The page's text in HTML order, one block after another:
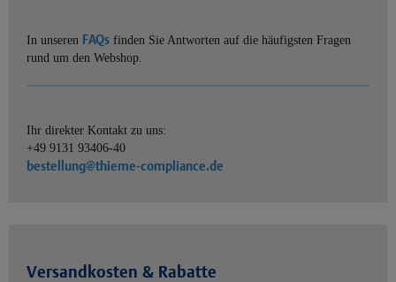
In unseren FAQs finden Sie Antworten auf die häufigsten Fragen
rund um den Webshop.
Ihr direkter Kontakt zu uns:
+49 9131 93406-40
bestellung@thieme-compliance.de
Versandkosten & Rabatte